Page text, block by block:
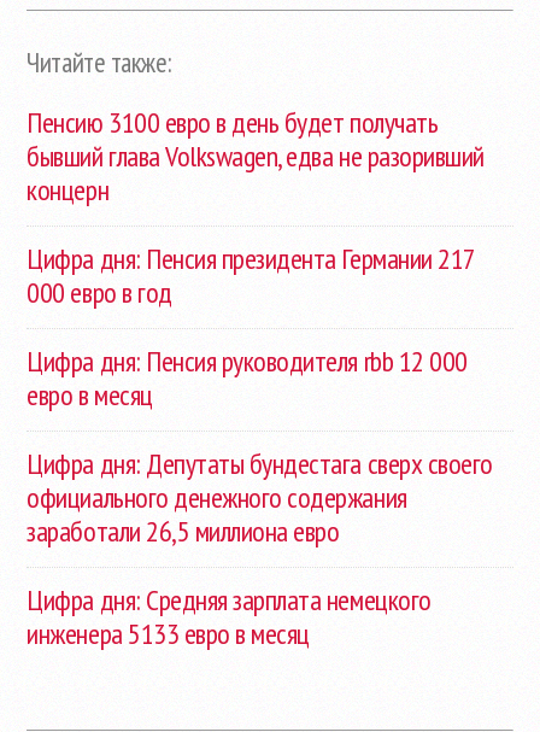
Читайте также:
Пенсию 3100 евро в день будет получать
бывший глава Volkswagen, едва не разоривший
концерн
Цифра дня: Пенсия президента Германии 217
000 евро в год
Цифра дня: Пенсия руководителя rbb 12 000
евро в месяц
Цифра дня: Депутаты бундестага сверх своего
официального денежного содержания
заработали 26,5 миллиона евро
Цифра дня: Средняя зарплата немецкого
инженера 5133 евро в месяц